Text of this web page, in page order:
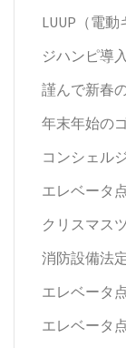
LUUP（電
ジハンピ導
謹んで新春
年末年始の
コンシェル
エレベータ
クリスマス
消防設備法
エレベータ
エレベータ